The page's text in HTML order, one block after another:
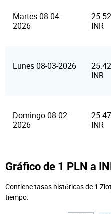
Martes 08-04-
2026
INR
Lunes 08-03-2026
INR
Domingo 08-02-
2026
INR
Gráfico de 1 PLN a
Contiene tasas históricas de 1
tiempo.